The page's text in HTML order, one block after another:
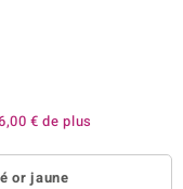
€ de plus
or jaune